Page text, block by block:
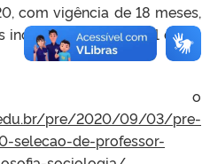
com vigência de 18 meses,
no Quadro 1 deste
o
pre/2020/09/03/pre-
selecao-de-professor-